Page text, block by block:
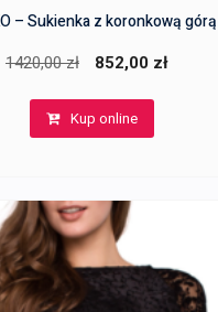
– Sukienka z koronkową górą
1420,00zł
Pierwotna
wynosiła:
852,00 zł
Kup online